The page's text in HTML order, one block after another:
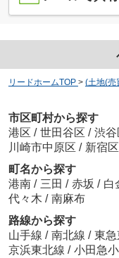
リードホームTOP > (土地(売
市区町村から探す
港区 / 世田谷区 / 渋谷
川崎市中原区 / 新宿区
町名から探す
港南 / 三田 / 赤坂 / 白
代々木 / 南麻布
路線から探す
山手線 / 南北線 / 東急
京浜東北線 / 小田急